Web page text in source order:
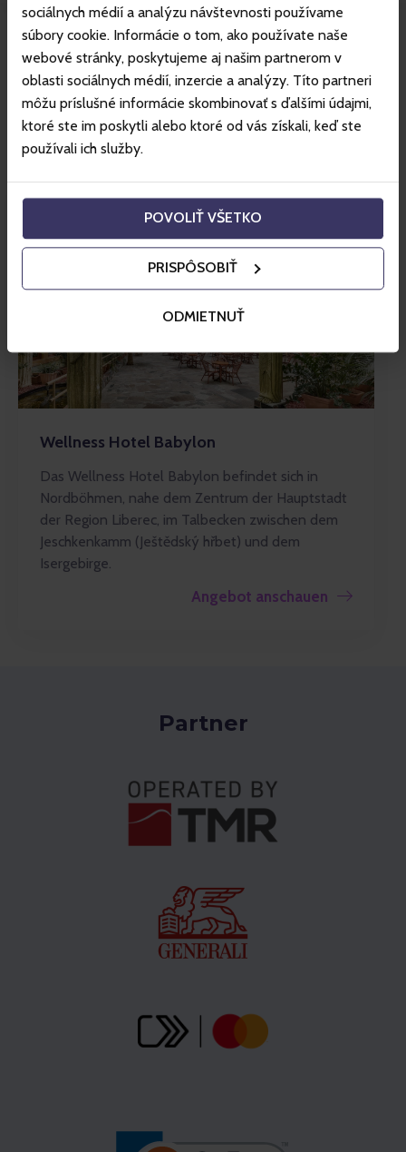
sociálnych médií a analýzu návštevnosti používame
súbory cookie. Informácie o tom, ako používate naše
webové stránky, poskytujeme aj našim partnerom v
oblasti sociálnych médií, inzercie a analýzy. Títo partneri
môžu príslušné informácie skombinovať s ďalšími údajmi,
ktoré ste im poskytli alebo ktoré od vás získali, keď ste
používali ich služby.
POVOLIŤ VŠETKO
PRISPÔSOBIŤ
ODMIETNUŤ
Mehr über das Gebiet
Tolle Hotelpreise mit Gopass.
Wellness Hotel Babylon
Das Wellness Hotel Babylon befindet sich in
Nordböhmen, nahe dem Zentrum der Hauptstadt
der Region Liberec, im Talbecken zwischen dem
Jeschkenkamm (Ještědský hřbet) und dem
Isergebirge.
Angebot anschauen
Partner